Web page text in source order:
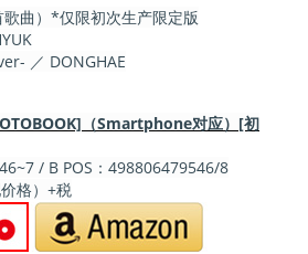
曲）*仅限初次生产限定版
／ DONGHAE
（Smartphone对应）[初
/ B POS：498806479546/8
格）+税